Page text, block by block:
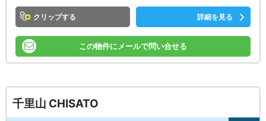
クリップ 詳細を見る
この物件にメールで問い合せる
千里山 CHISATO